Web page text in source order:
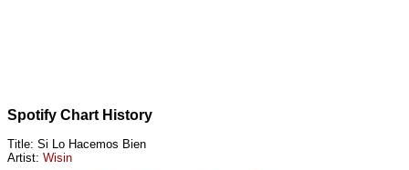
Spotify Chart History
Title: Si Lo Hacemos Bien
Artist: Wisin